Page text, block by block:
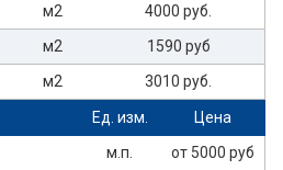
м2
4000 руб.
м2
1590 руб
м2 3010 руб.
Ед. изм.
Цена
м.п.
от 5000 руб